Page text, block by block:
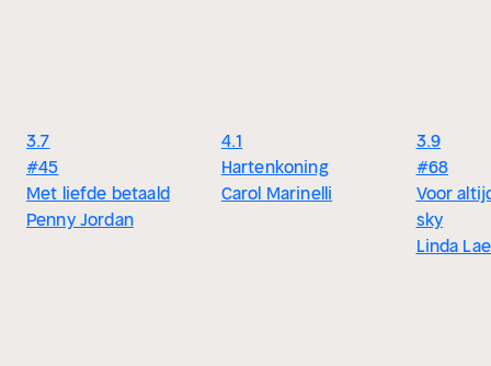
3.7
#45
Met liefde betaald
Penny Jordan
4.1
Hartenkoning
Carol Marinelli
3.9
#68
Voor
sky
Linda